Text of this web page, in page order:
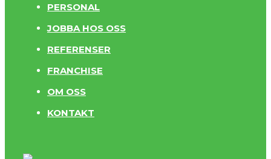
PERSONAL
JOBBA HOS OSS
REFERENSER
FRANCHISE
OM OSS
KONTAKT